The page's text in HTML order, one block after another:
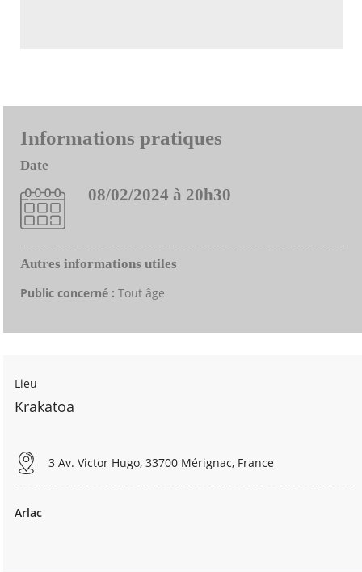
Informations pratiques
Date
08/02/2024 à 20h30
Autres informations utiles
Public concerné : Tout âge
Lieu
Krakatoa
3 Av. Victor Hugo, 33700 Mérignac, France
Arlac